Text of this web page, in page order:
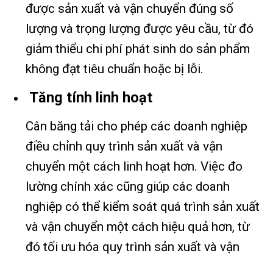
được sản xuất và vận chuyển đúng số
lượng và trọng lượng được yêu cầu, từ đó
giảm thiểu chi phí phát sinh do sản phẩm
không đạt tiêu chuẩn hoặc bị lỗi.
Tăng tính linh hoạt
Cân băng tải cho phép các doanh nghiệp
điều chỉnh quy trình sản xuất và vận
chuyển một cách linh hoạt hơn. Việc đo
lường chính xác cũng giúp các doanh
nghiệp có thể kiểm soát quá trình sản xuất
và vận chuyển một cách hiệu quả hơn, từ
đó tối ưu hóa quy trình sản xuất và vận